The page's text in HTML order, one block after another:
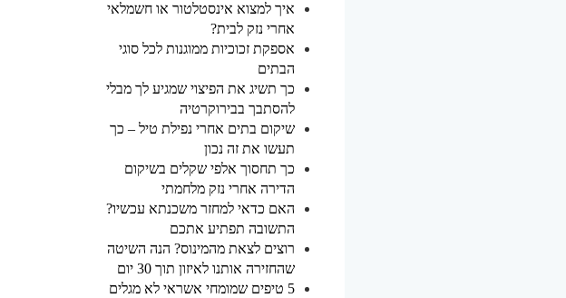
איך למצוא אינסטלטור או חשמלאי
אחרי נזק לבית?
אספקת זכוכיות ממוגנות לכל סוגי
הבתים
כך תשיג את הפיצוי שמגיע לך מבלי
להסתבך בבירוקרטיה
שיקום בתים אחרי נפילת טיל – כך
תעשו את זה נכון
כך תחסוך אלפי שקלים בשיקום
הדירה אחרי נזק מלחמתי
האם כדאי למחזר משכנתא עכשיו?
התשובה תפתיע אתכם
רוצים לצאת מהמינוס? הנה השיטה
שהחזירה אותנו לאיזון תוך 30 יום
5 טיפים שמומחי אשראי לא מגלים